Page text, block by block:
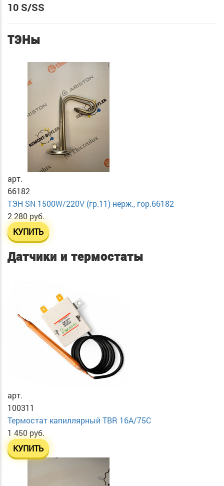
10 S/SS
ТЭНы
арт.
66182
ТЭН SN 1500W/220V (гр.11) нерж., гор.66182
2 280 руб.
КУПИТЬ
Датчики и термостаты
арт.
100311
Термостат капиллярный TBR 16A/75C
1 450 руб.
КУПИТЬ